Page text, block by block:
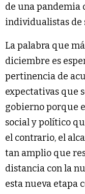
de una pandemia
individualistas de
La palabra que
diciembre es
pertinencia de
expectativas que
gobierno porque
social y político
el contrario, el
tan amplio que
distancia con la
esta nueva etapa